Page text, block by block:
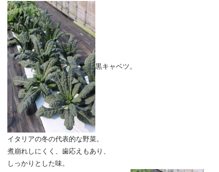
黒キャベツ。
イタリアの冬の代表的な野菜。
煮崩れしにくく、歯応えもあり、
しっかりとした味。